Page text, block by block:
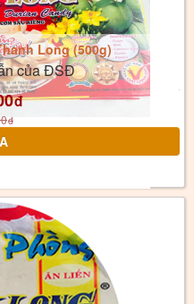
Long (500g)
của ĐSĐ
đ
đ